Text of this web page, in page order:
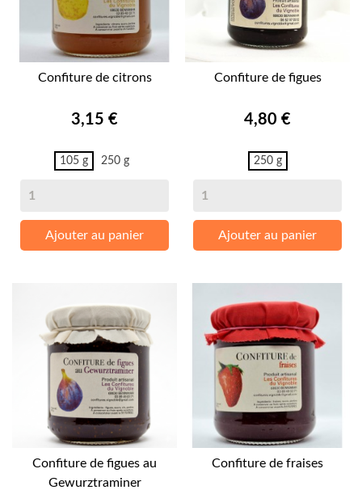
Confiture de citrons
Prix
3,15 €
105 g 250 g
Ajouter au panier
Confiture de figues
Prix
4,80 €
250 g
Ajouter au panier
Confiture de figues au
Gewurztraminer
Confiture de fraises